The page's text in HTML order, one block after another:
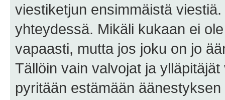
viestiketjun ensimmäistä
yhteydessä. Mikäli kukaan ei
vapaasti, mutta jos joku on jo
Tällöin vain valvojat ja
pyritään estämään